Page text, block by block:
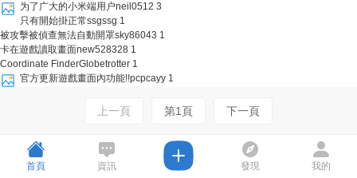
为了广大的小米端用户neil0512 3
只有開始掛正常ssgssg 1
被攻擊被偵查無法自動開罩sky86043 1
卡在遊戲讀取畫面new528328 1
Coordinate FinderGlobetrotter 1
官方更新遊戲畫面內功能!!pcpcayy 1
上一頁 第1頁 下一頁
首頁 資訊 發現 我的